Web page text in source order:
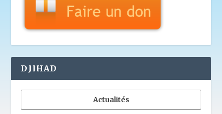
DJIHAD
Actualités